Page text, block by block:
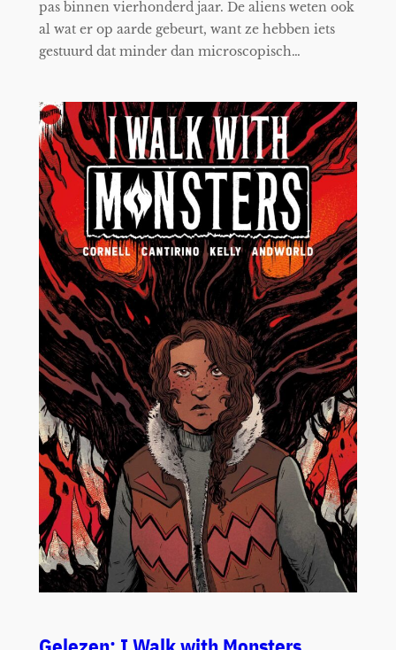
pas binnen vierhonderd jaar. De aliens weten ook
al wat er op aarde gebeurt, want ze hebben iets
gestuurd dat minder dan microscopisch…